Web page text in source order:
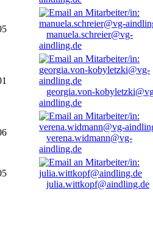
manuela.schreier@vg-
aindling.de
georgia.von-
aindling.de
verena.widmann@vg-
aindling.de
julia.wittkopf@aindling.de